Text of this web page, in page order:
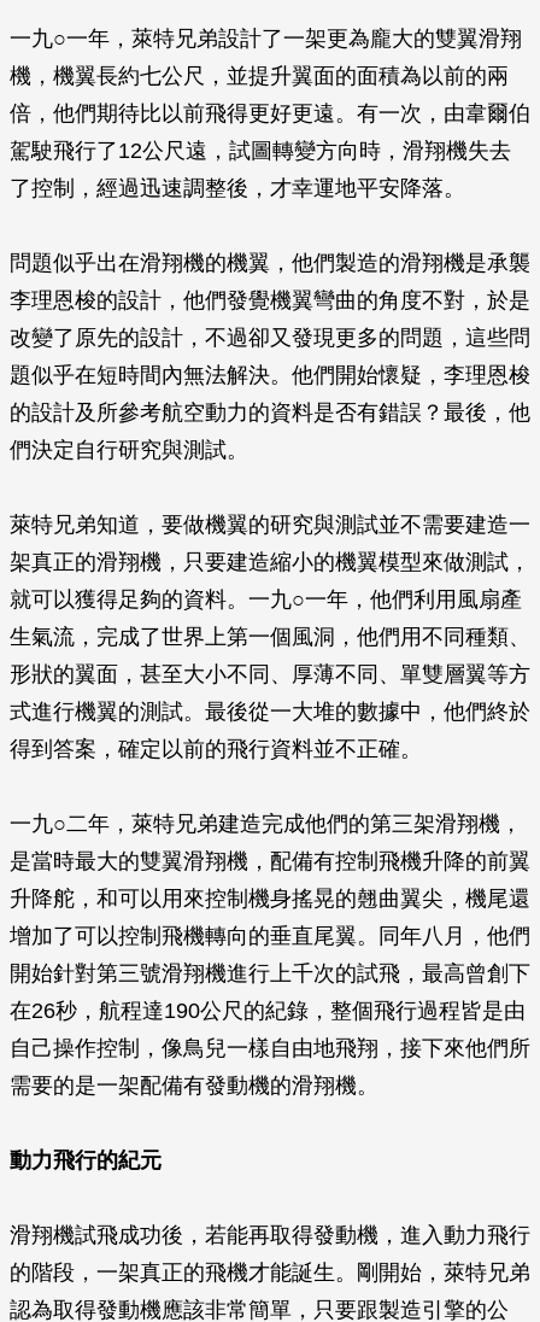
一九○一年，萊特兄弟設計了一架更為龐大的雙翼滑翔
機，機翼長約七公尺，並提升翼面的面積為以前的兩
倍，他們期待比以前飛得更好更遠。有一次，由韋爾伯
駕駛飛行了12公尺遠，試圖轉變方向時，滑翔機失去
了控制，經過迅速調整後，才幸運地平安降落。
問題似乎出在滑翔機的機翼，他們製造的滑翔機是承襲
李理恩梭的設計，他們發覺機翼彎曲的角度不對，於是
改變了原先的設計，不過卻又發現更多的問題，這些問
題似乎在短時間內無法解決。他們開始懷疑，李理恩梭
的設計及所參考航空動力的資料是否有錯誤？最後，他
們決定自行研究與測試。
萊特兄弟知道，要做機翼的研究與測試並不需要建造一
架真正的滑翔機，只要建造縮小的機翼模型來做測試，
就可以獲得足夠的資料。一九○一年，他們利用風扇產
生氣流，完成了世界上第一個風洞，他們用不同種類、
形狀的翼面，甚至大小不同、厚薄不同、單雙層翼等方
式進行機翼的測試。最後從一大堆的數據中，他們終於
得到答案，確定以前的飛行資料並不正確。
一九○二年，萊特兄弟建造完成他們的第三架滑翔機，
是當時最大的雙翼滑翔機，配備有控制飛機升降的前翼
升降舵，和可以用來控制機身搖晃的翹曲翼尖，機尾還
增加了可以控制飛機轉向的垂直尾翼。同年八月，他們
開始針對第三號滑翔機進行上千次的試飛，最高曾創下
在26秒，航程達190公尺的紀錄，整個飛行過程皆是由
自己操作控制，像鳥兒一樣自由地飛翔，接下來他們所
需要的是一架配備有發動機的滑翔機。
動力飛行的紀元
滑翔機試飛成功後，若能再取得發動機，進入動力飛行
的階段，一架真正的飛機才能誕生。剛開始，萊特兄弟
認為取得發動機應該非常簡單，只要跟製造引擎的公